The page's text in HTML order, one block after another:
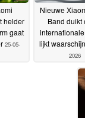
helder
gaat
25-05-
Nieuwe
Band duikt
lijkt
2026